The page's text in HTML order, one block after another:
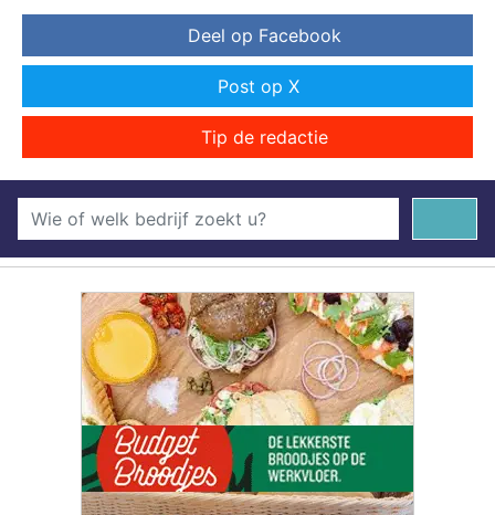
Deel op Facebook
Post op X
Tip de redactie